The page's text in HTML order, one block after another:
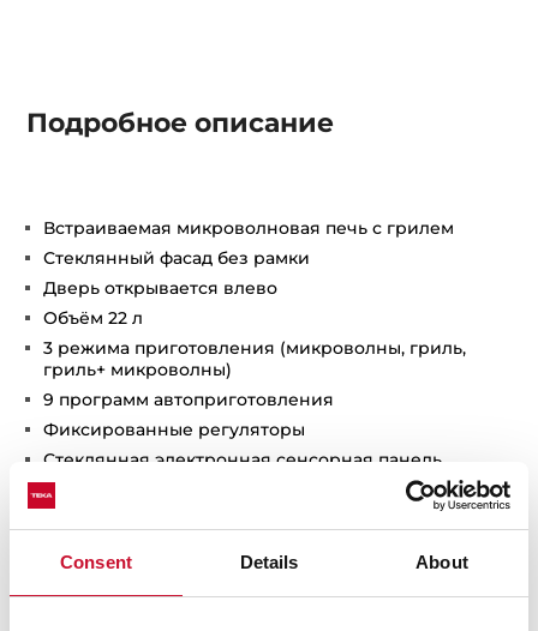
Consent Details About
Подробное описание
Встраиваемая микроволновая печь с грилем
Стеклянный фасад без рамки
Дверь открывается влево
Объём 22 л
3 режима приготовления (микроволны, гриль,
гриль+ микроволны)
9 программ автоприготовления
Фиксированные регуляторы
Стеклянная электронная сенсорная панель
управления + цифровой бело-красный дисплей
Нержавеющая сталь с защитным покрытием от
следов пальцев
Таймер до 90 мин.
Электронное открывание двери